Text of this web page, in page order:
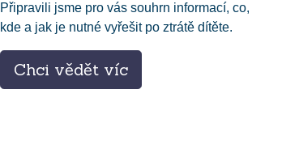
Připravili jsme pro vás souhrn informací, co,
kde a jak je nutné vyřešit po ztrátě dítěte.
Chci vědět víc